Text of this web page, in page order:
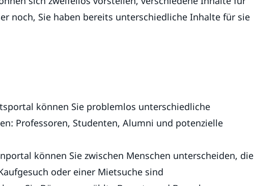
noch, Sie haben bereits unterschiedliche Inhalte für sie
können Sie problemlos unterschiedliche
Professoren, Studenten, Alumni und potenzielle
können Sie zwischen Menschen unterscheiden, die
oder einer Mietsuche sind